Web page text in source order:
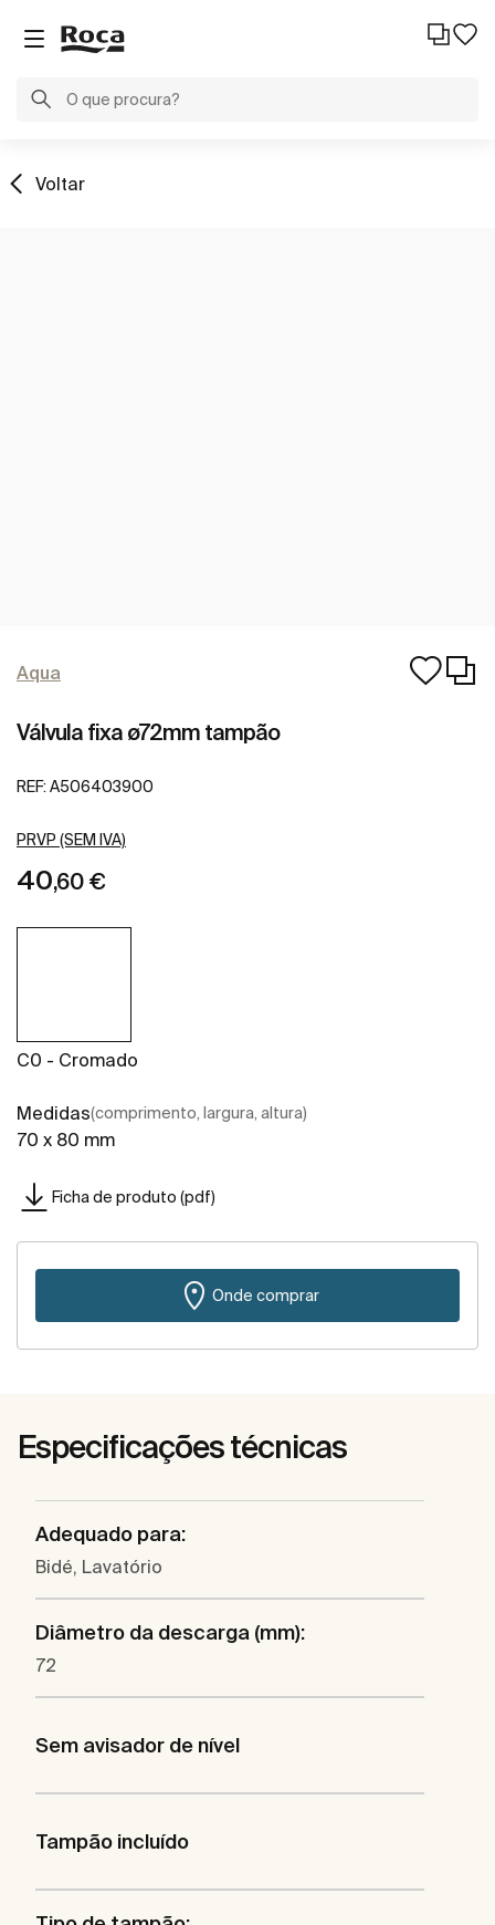
Voltar
Aqua
Válvula fixa ø72mm tampão
REF: A506403900
PRVP (SEM IVA)
40,60 €
C0 - Cromado
Medidas(comprimento, largura, altura)
70 x 80 mm
Ficha de produto (pdf)
Onde comprar
Especificações técnicas
Adequado para:
Bidé, Lavatório
Diâmetro da descarga (mm):
72
Sem avisador de nível
Tampão incluído